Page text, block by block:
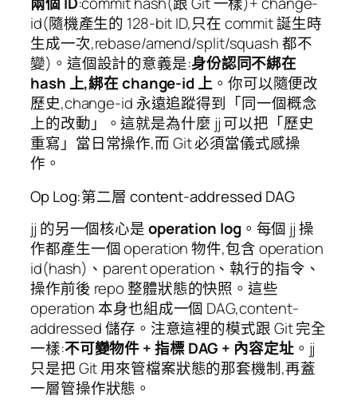
id(隨機產生的 128-bit ID,只在 commit 誕生時
生成一次,rebase/amend/split/squash 都不
變)。這個設計的意義是:身份認同不綁在
hash 上,綁在 change-id 上。你可以隨便改
歷史,change-id 永遠追蹤得到「同一個概念
上的改動」。這就是為什麼 jj 可以把「歷史
重寫」當日常操作,而 Git 必須當儀式感操
作。
Op Log:第二層 content-addressed DAG
jj 的另一個核心是operation log 。每個 jj 操
作都產生一個 operation 物件,包含 operation
id(hash)、parent operation、執行的指令、
操作前後 repo 整體狀態的快照。這些
operation 本身也組成一個 DAG,content-
addressed 儲存。注意這裡的模式跟 Git 完全
一樣:不可變物件 + 指標 DAG + 內容定址。jj
只是把 Git 用來管檔案狀態的那套機制,再蓋
一層管操作狀態。